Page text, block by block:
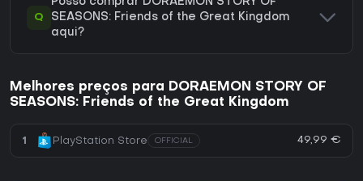
Q
Posso comprar DORAEMON STORY OF
SEASONS: Friends of the Great Kingdom
aqui?
Melhores preços para DORAEMON STORY OF
SEASONS: Friends of the Great Kingdom
1 PlayStation Store OFFICIAL 49,99 €